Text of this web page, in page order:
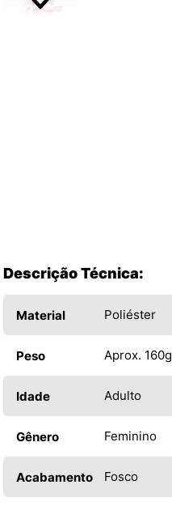
Descrição Técnica:
Material Poliéster
Peso Aprox. 160g
Idade Adulto
Gênero Feminino
Acabamento Fosco